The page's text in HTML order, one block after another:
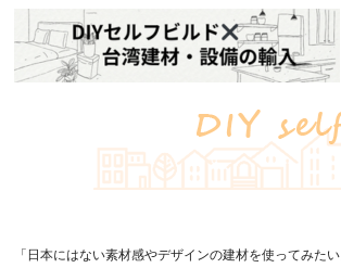
「日本にはない素材感やデザインの建材を使ってみたい